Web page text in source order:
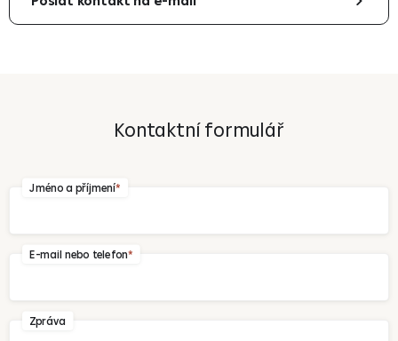
Kontaktní formulář
Jméno a příjmení
E-mail nebo telefon
Zpráva